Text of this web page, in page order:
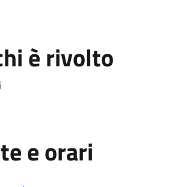
è rivolto
e orari